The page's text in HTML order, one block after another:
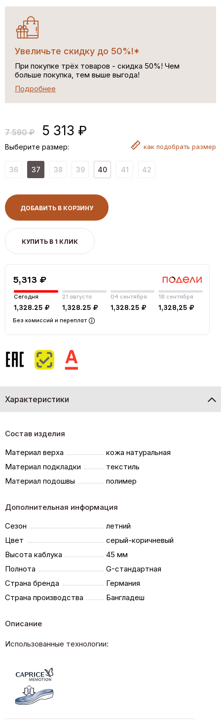
Увеличьте скидку до 50%!*
При покупке трёх товаров - скидка 50%! Чем
больше покупка, тем выше выгода!
Подробнее
7 590 ₽ 5 313 ₽
Выберите размер: как подобрать размер
36 37 38 39 40 41 42
ДОБАВИТЬ В КОРЗИНУ
КУПИТЬ В 1 КЛИК
5,313 ₽
Сегодня
1,328.25 ₽
21 августа
1,328.25 ₽
04 сентября
1,328.25 ₽
18 сентября
1,328,25 ₽
Без комиссий и переплат
Характеристики
Состав изделия
Материал верха
кожа натуральная
Материал подкладки
текстиль
Материал подошвы
полимер
Дополнительная информация
Сезон
летний
Цвет
серый-коричневый
Высота каблука
45 мм
Полнота
G-стандартная
Страна бренда
Германия
Страна производства
Бангладеш
Описание
Использованные технологии: